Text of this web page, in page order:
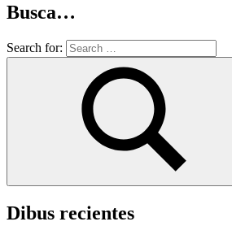
Busca…
Search for:
Dibus recientes